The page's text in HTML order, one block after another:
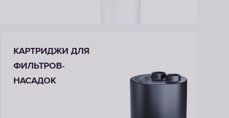
КАРТРИДЖИ ДЛЯ
ФИЛЬТРОВ-
НАСАДОК